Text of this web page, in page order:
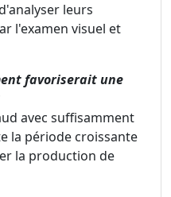
leurs
l'examen visuel et
favoriserait une
avec suffisamment
la période croissante
la production de